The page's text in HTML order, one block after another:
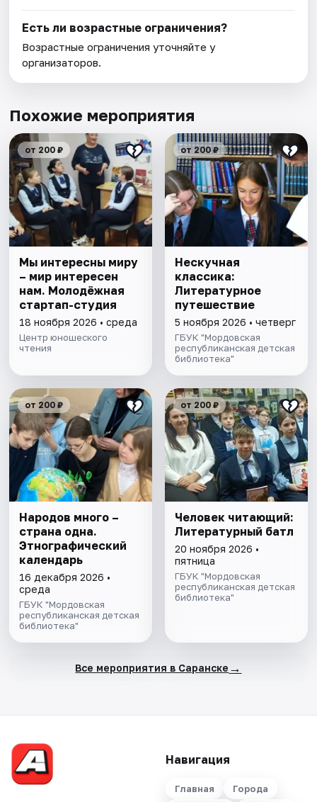
Есть ли возрастные ограничения?
Возрастные ограничения уточняйте у
организаторов.
Похожие мероприятия
от 200 ₽
Мы интересны миру
– мир интересен
нам. Молодёжная
стартап-студия
18 ноября 2026 • среда
Центр юношеского
чтения
от 200 ₽
Нескучная
классика:
Литературное
путешествие
5 ноября 2026 • четверг
ГБУК "Мордовская
республиканская детская
библиотека"
от 200 ₽
Народов много –
страна одна.
Этнографический
календарь
16 декабря 2026 •
среда
ГБУК "Мордовская
республиканская детская
библиотека"
от 200 ₽
Человек читающий:
Литературный батл
20 ноября 2026 •
пятница
ГБУК "Мордовская
республиканская детская
библиотека"
Все мероприятия в Саранске →
Навигация
Главная Города